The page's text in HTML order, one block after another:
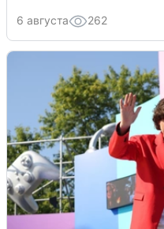
6 августа 262